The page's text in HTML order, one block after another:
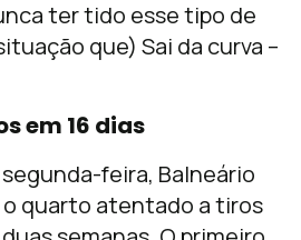
ter tido esse tipo de
que) Sai da curva –
em 16 dias
feira, Balneário
quarto atentado a tiros